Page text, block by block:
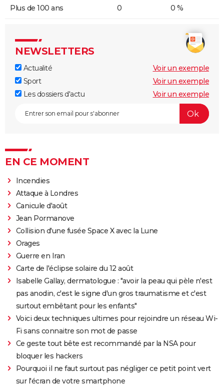
Plus de 100 ans 0 0 %
NEWSLETTERS
Actualité
Voir un exemple
Sport
Voir un exemple
Les dossiers d'actu
Voir un exemple
EN CE MOMENT
Incendies
Attaque à Londres
Canicule d'août
Jean Pormanove
Collision d'une fusée Space X avec la Lune
Orages
Guerre en Iran
Carte de l'éclipse solaire du 12 août
Isabelle Gallay, dermatologue : "avoir la peau qui pèle n'est
pas anodin, c'est le signe d'un gros traumatisme et c'est
surtout embêtant pour les enfants"
Voici deux techniques ultimes pour rejoindre un réseau Wi-
Fi sans connaitre son mot de passe
Ce geste tout bête est recommandé par la NSA pour
bloquer les hackers
Pourquoi il ne faut surtout pas négliger ce petit point vert
sur l'écran de votre smartphone